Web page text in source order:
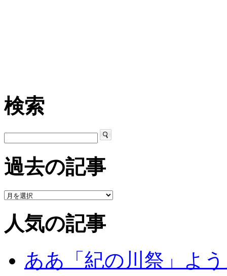
検索
過去の記事
人気の記事
ああ「紀の川祭」よ